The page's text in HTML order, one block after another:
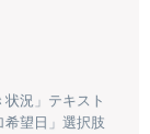
況」テキスト
望日」選択肢